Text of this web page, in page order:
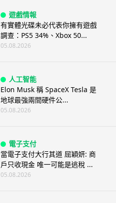
遊戲情報
有實體光碟未必代表你擁有遊戲
調查：PS5 34%、Xbox 50...
05.08.2026
人工智能
Elon Musk 稱 SpaceX Tesla 是
地球最強兩間硬件公...
05.08.2026
電子支付
當電子支付大行其道 屈穎妍: 商
戶只收現金 唯一可能是逃稅 ...
05.08.2026